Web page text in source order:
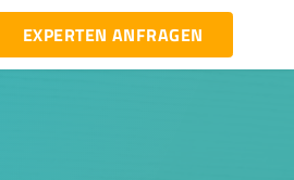
EXPERTEN ANFRAGEN